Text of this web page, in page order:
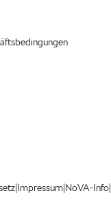
|Impressum|NoVA-Info|